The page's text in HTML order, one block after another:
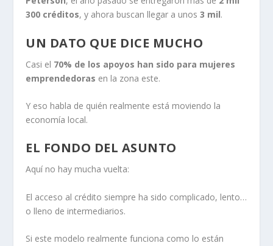
300 créditos, y ahora buscan llegar a unos3 mil.
UN DATO QUE DICE MUCHO
Casi el 70% de los apoyos han sido para mujeres
emprendedoras en la zona este.
Y eso habla de quién realmente está moviendo la
economía local.
EL FONDO DEL ASUNTO
Aquí no hay mucha vuelta:
El acceso al crédito siempre ha sido complicado, lento…
o lleno de intermediarios.
Si este modelo realmente funciona como lo están